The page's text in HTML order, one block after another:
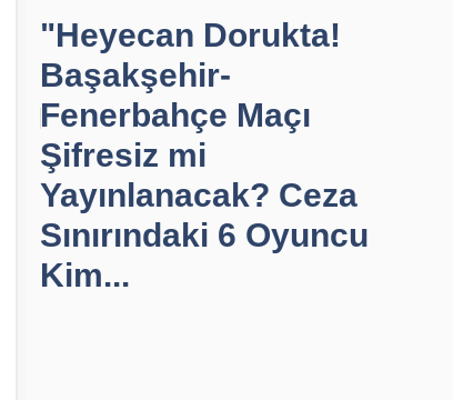
"Heyecan Dorukta!
Başakşehir-
Fenerbahçe Maçı
Şifresiz mi
Yayınlanacak? Ceza
Sınırındaki 6 Oyuncu
Kim...